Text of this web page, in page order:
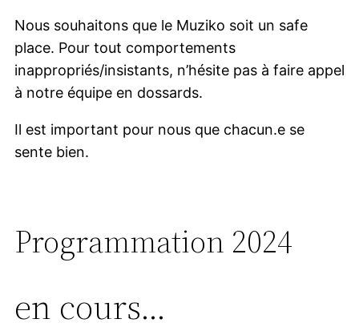
Nous souhaitons que le Muziko soit un safe
place. Pour tout comportements
inappropriés/insistants, n’hésite pas à faire appel
à notre équipe en dossards.
Il est important pour nous que chacun.e se
sente bien.
Programmation 2024
en cours...